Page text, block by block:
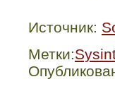
Источник:
Метки: